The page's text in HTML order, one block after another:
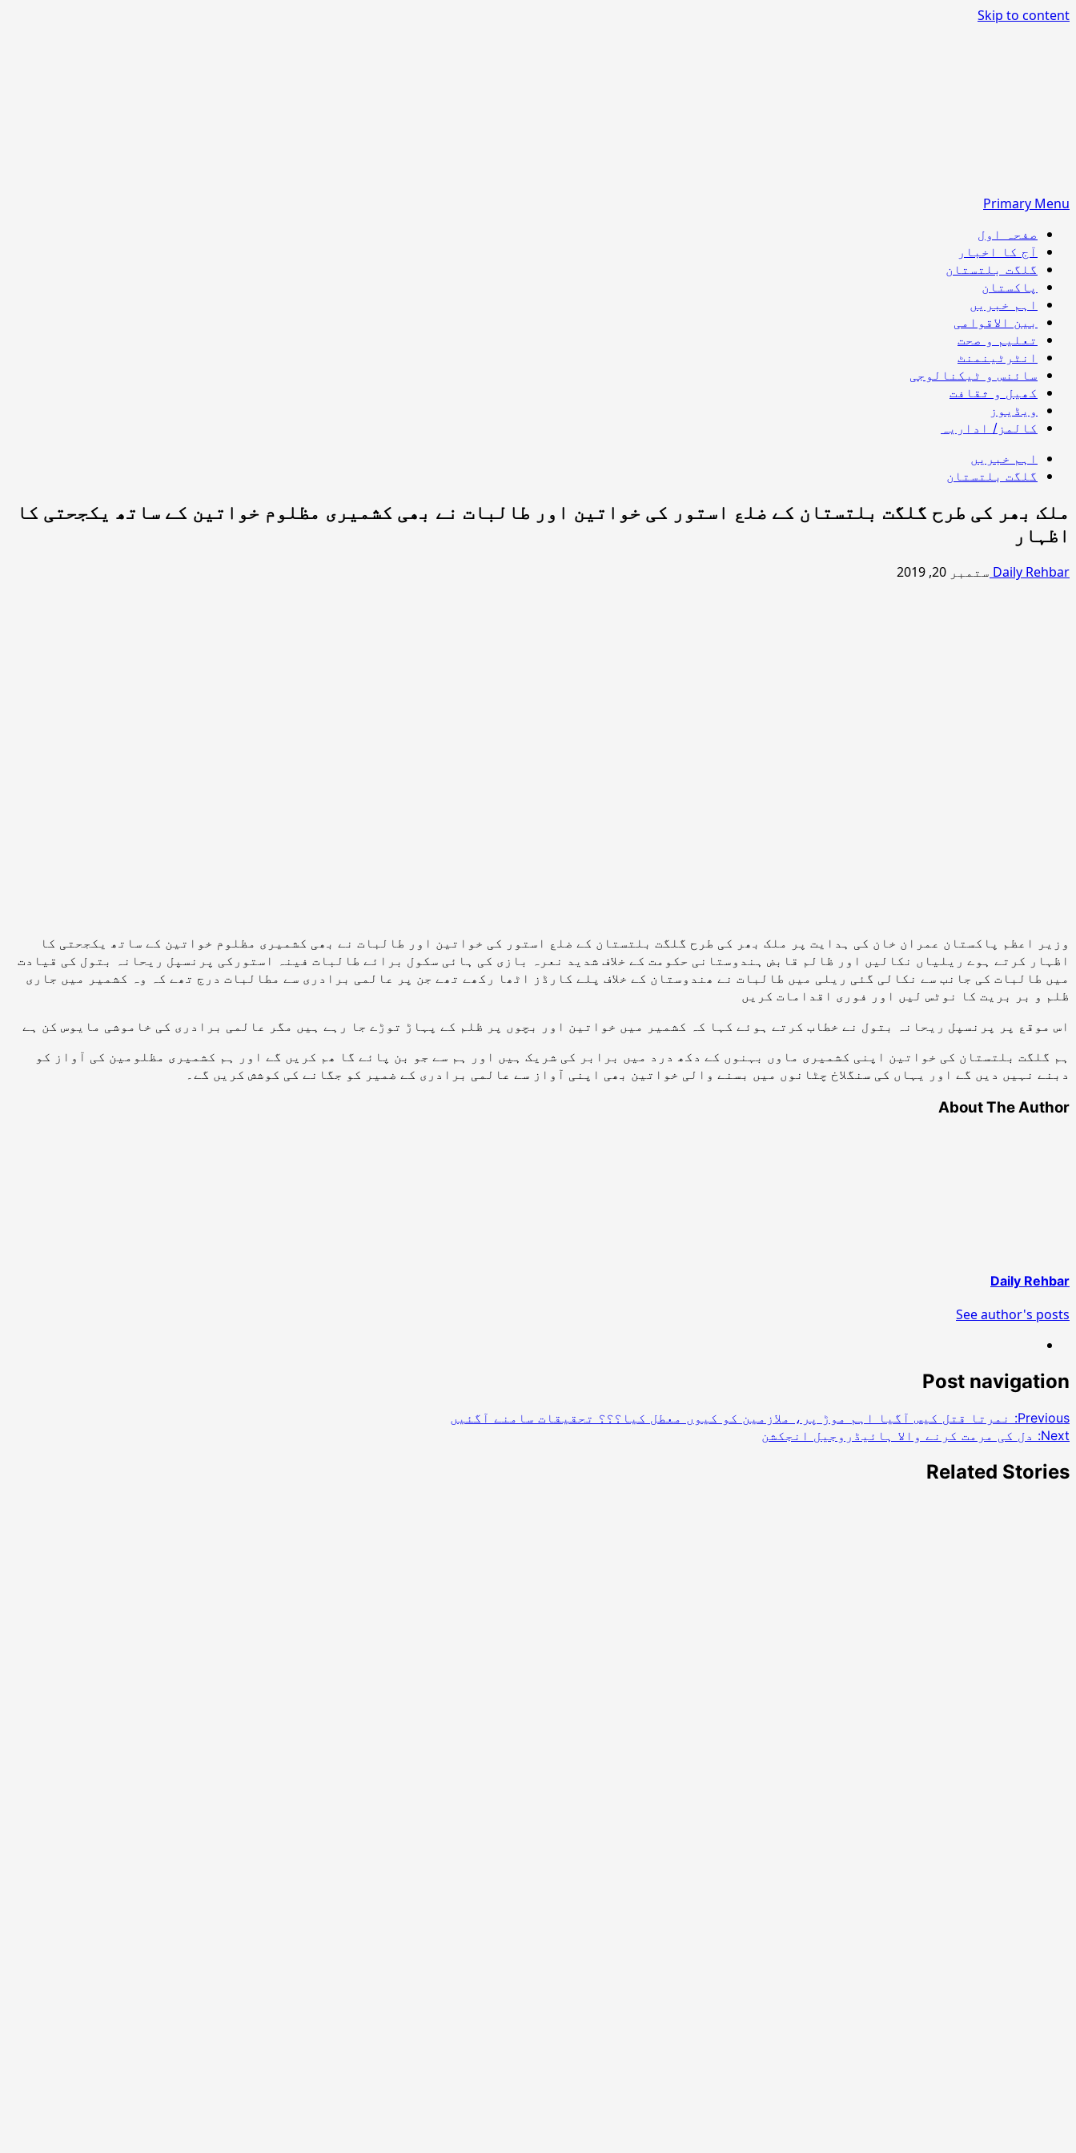
Skip to content
Primary Menu
صفحہ اول
آج کا اخبار
گلگت بلتستان
پاکستان
اہم خبریں
بین الاقوامی
تعلیم و صحت
انٹرٹینمنٹ
سائنس و ٹیکنالوجی
کھیل و ثقافت
ویڈیوز
کالمز/ اداریہ
اہم خبریں
گلگت بلتستان
ملک بھر کی طرح گلگت بلتستان کے ضلع استور کی خواتین اور طالبات نے بھی کشمیری مظلوم خواتین کے ساتھ یکجحتی کا
اظہار
Daily Rehbar ستمبر 20, 2019
وزیر اعظم پاکستان عمران خان کی ہدایت پر ملک بھر کی طرح گلگت بلتستان کے ضلع استور کی خواتین اور طالبات نے بھی کشمیری مظلوم خواتین کے ساتھ یکجحتی کا
اظہار کرتے ہوے ریلیاں نکالیں اور ظالم قابض ہندوستانی حکومت کے خلاف شدید نعرہ بازی کی ہائی سکول برائے طالبات فینہ استورکی پرنسپل ریحانہ بتول کی قیادت
میں طالبات کی جانب سے نکالی گئی ریلی میں طالبات نے ھندوستان کے خلاف پلے کارڈز اٹھا رکھے تھے جن پر عالمی برادری سے مطالبات درج تھے کہ وہ کشمیر میں جاری
ظلم و بر بریت کا نوٹس لیں اور فوری اقدامات کریں
اس موقع پر پرنسپل ریحانہ بتول نے خطاب کرتے ہوئے کہا کہ کشمیر میں خواتین اور بچوں پر ظلم کے پہاڑ توڑے جا رہے ہیں مگر عالمی برادری کی خاموشی مایوس کن ہے
ہم گلگت بلتستان کی خواتین اپنی کشمیری ماوں بہنوں کے دکھ درد میں برابر کی شریک ہیں اور ہم سے جو بن پائے گا ھم کریں گے اور ہم کشمیری مظلومین کی آواز کو
دبنے نہیں دیں گے اور یہاں کی سنگلاخ چٹانوں میں بسنے والی خواتین بھی اپنی آواز سے عالمی برادری کے ضمیر کو جگانے کی کوشش کریں گے۔
About The Author
Daily Rehbar
See author's posts
Post navigation
Previous:
نمرتا قتل کیس آگیا اہم موڑ پر، ملازمین کو کیوں معطل کیا؟؟؟ تحقیقات سامنے آگئیں
Next:
دل کی مرمت کرنے والا ہائیڈروجیل انجکشن
Related Stories